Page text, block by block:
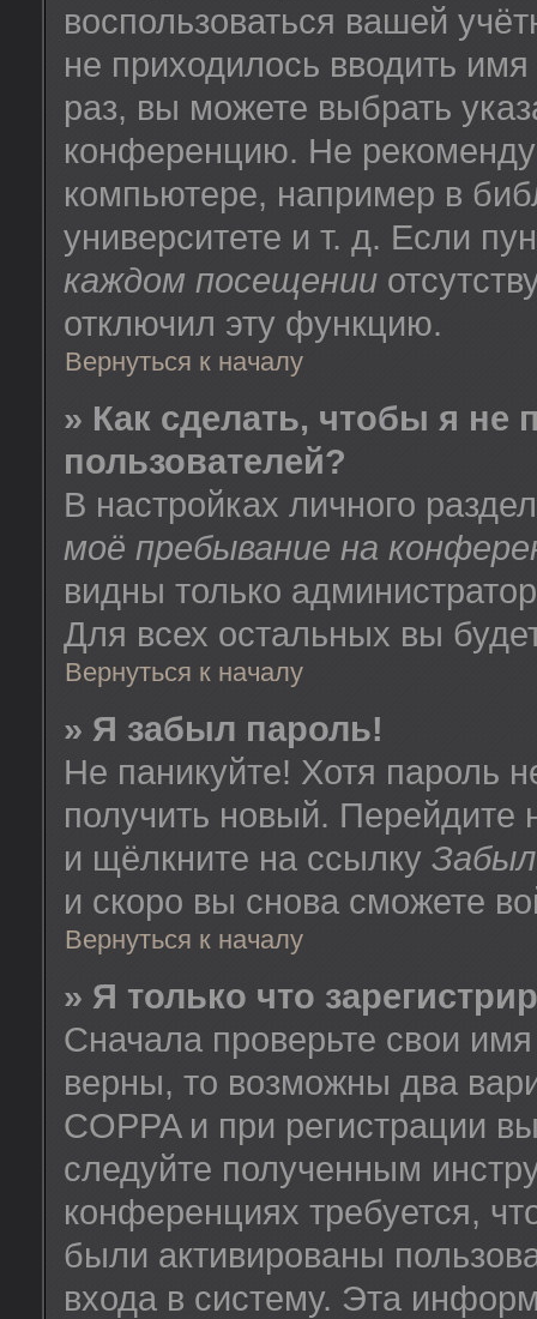
воспользоваться вашей
не приходилось вводить
раз, вы можете выбрать
конференцию. Не
компьютере, например в
университете и т. д. Если
каждом посещении
отключил эту функцию.
Вернуться к началу
» Как сделать, чтобы я не
пользователей?
В настройках личного
моё пребывание на
видны только
Для всех остальных вы
Вернуться к началу
» Я забыл пароль!
Не паникуйте! Хотя пароль
получить новый.
и щёлкните на ссылку
и скоро вы снова сможете
Вернуться к началу
» Я только что
Сначала проверьте свои
верны, то возможны два
COPPA и при регистрации
следуйте полученным
конференциях требуется,
были активированы
входа в систему. Эта